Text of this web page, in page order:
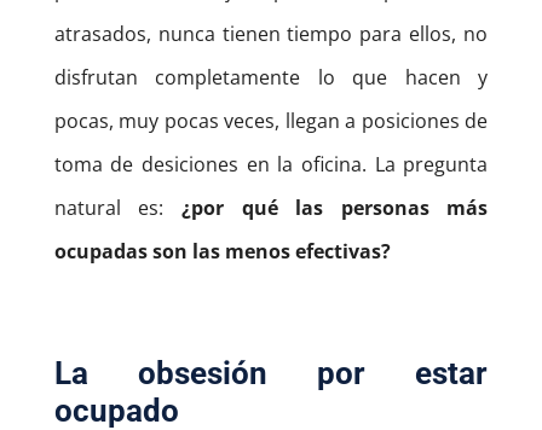
atrasados, nunca tienen tiempo para ellos, no
disfrutan completamente lo que hacen y
pocas, muy pocas veces, llegan a posiciones de
toma de desiciones en la oficina. La pregunta
natural es: ¿por qué las personas más
ocupadas son las menos efectivas?
La obsesión por estar
ocupado